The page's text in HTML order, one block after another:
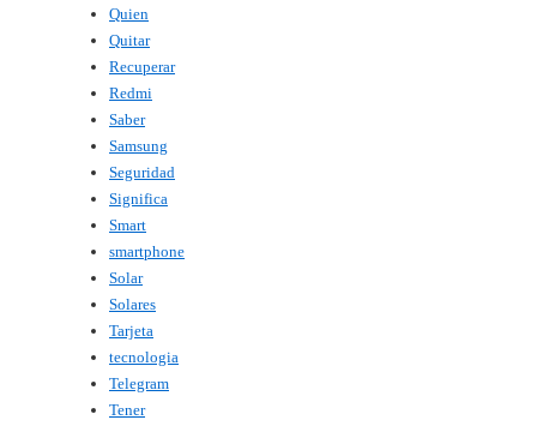
Quien
Quitar
Recuperar
Redmi
Saber
Samsung
Seguridad
Significa
Smart
smartphone
Solar
Solares
Tarjeta
tecnologia
Telegram
Tener